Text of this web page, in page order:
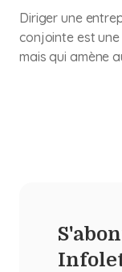
Diriger une
conjointe est une
mais qui amène